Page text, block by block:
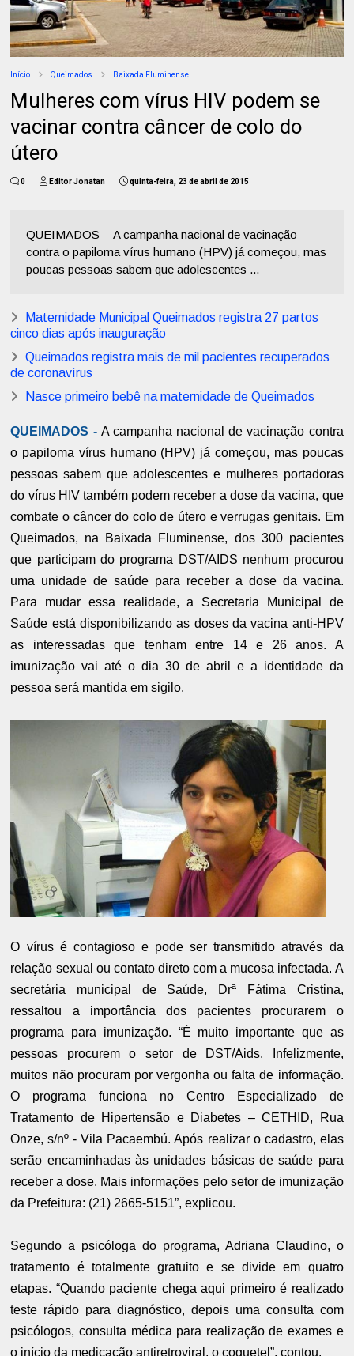
Início Queimados Baixada Fluminense
Mulheres com vírus HIV podem se
vacinar contra câncer de colo do
útero
0 Editor Jonatan quinta-feira, 23 de abril de 2015
QUEIMADOS - A campanha nacional de vacinação
contra o papiloma vírus humano (HPV) já começou, mas
poucas pessoas sabem que adolescentes ...
Maternidade Municipal Queimados registra 27 partos
cinco dias após inauguração
Queimados registra mais de mil pacientes recuperados
de coronavírus
Nasce primeiro bebê na maternidade de Queimados
QUEIMADOS - A campanha nacional de vacinação contra
o papiloma vírus humano (HPV) já começou, mas poucas
pessoas sabem que adolescentes e mulheres portadoras
do vírus HIV também podem receber a dose da vacina, que
combate o câncer do colo de útero e verrugas genitais. Em
Queimados, na Baixada Fluminense, dos 300 pacientes
que participam do programa DST/AIDS nenhum procurou
uma unidade de saúde para receber a dose da vacina.
Para mudar essa realidade, a Secretaria Municipal de
Saúde está disponibilizando as doses da vacina anti-HPV
as interessadas que tenham entre 14 e 26 anos. A
imunização vai até o dia 30 de abril e a identidade da
pessoa será mantida em sigilo.
O vírus é contagioso e pode ser transmitido através da
relação sexual ou contato direto com a mucosa infectada. A
secretária municipal de Saúde, Drª Fátima Cristina,
ressaltou a importância dos pacientes procurarem o
programa para imunização. “É muito importante que as
pessoas procurem o setor de DST/Aids. Infelizmente,
muitos não procuram por vergonha ou falta de informação.
O programa funciona no Centro Especializado de
Tratamento de Hipertensão e Diabetes – CETHID, Rua
Onze, s/nº - Vila Pacaembú. Após realizar o cadastro, elas
serão encaminhadas às unidades básicas de saúde para
receber a dose. Mais informações pelo setor de imunização
da Prefeitura: (21) 2665-5151”, explicou.
Segundo a psicóloga do programa, Adriana Claudino, o
tratamento é totalmente gratuito e se divide em quatro
etapas. “Quando paciente chega aqui primeiro é realizado
teste rápido para diagnóstico, depois uma consulta com
psicólogos, consulta médica para realização de exames e
o início da medicação antiretroviral, o coquetel”, contou.